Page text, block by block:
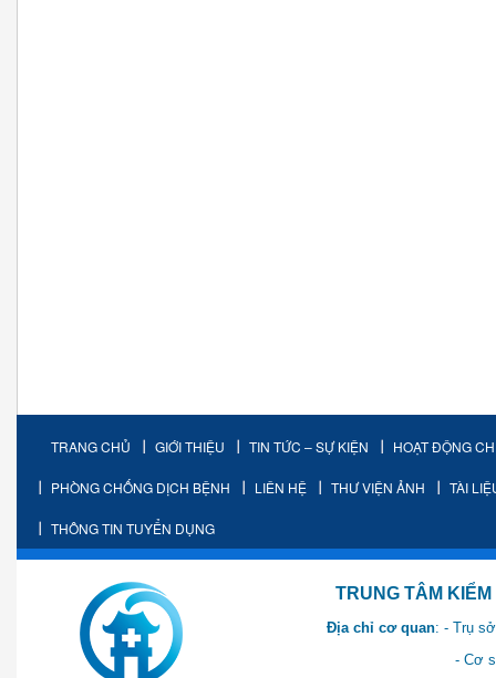
TRANG CHỦ GIỚI THIỆU TIN TỨC – SỰ KIỆN HOẠT ĐỘNG
PHÒNG CHỐNG DỊCH BỆNH LIÊN HỆ THƯ VIỆN ẢNH TÀI
THÔNG TIN TUYỂN DỤNG
TRUNG TÂM KIỂM SOÁT
Địa chỉ cơ quan: - Trụ
- Cơ sở 2: Khu Hành